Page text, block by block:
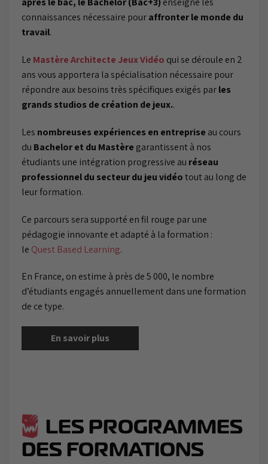
connaissances nécessaire pouraffronter le monde du
travail.
Le Mastère Architecte Jeux Vidéo qui se déroule en 2
ans vous apportera la spécialisation nécessaire pour
répondre aux besoins très spécifiques exigés parles
grands studios de création de jeux..
Les nombreuses expériences en entreprise au cours
du Bachelor et du Mastère garantissent à nos
étudiants une intégration progressive au réseau
professionnel du secteur du jeu vidéotout au long de
leur formation.
Ce parcours sera supporté en fil rouge par une
pédagogie innovante et adapté à la formation :
le Quest Based Learning.
En France, on estime à près de 5 000, le nombre
d’étudiants engagés annuellement dans une formation
de ce type.
En savoir plus
LES PROGRAMMES
DES FORMATIONS